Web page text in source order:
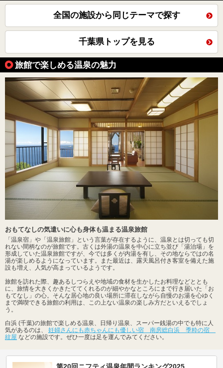
全国の施設から同じテーマで探す
千葉県トップを見る
旅館で楽しめる温泉の魅力
おもてなしの気遣いに心も身体も温まる温泉旅館
「温泉宿」や「温泉旅館」という言葉が存在するように、温泉とは切っても切
れない間柄なのが旅館です。古くは外湯の温泉を中心に立ち並び「湯治場」を
形成していた温泉旅館ですが、今では多くが内湯を有し、その地ならではの名
湯が楽しめるようになっています。また最近は、露天風呂付き客室を備えた施
設も増え、人気が高まっているようです。
旅館を訪れた際、趣あるしつらえや地域の食材を生かしたお料理などととも
に、旅情を大きくかきたててくれるのが細やかなところにまで行き届いた「お
もてなし」の心。そんな居心地の良い場所に滞在しながら自慢のお湯を心ゆく
まで満喫できる旅館の利用は、この上ない温泉の楽しみ方だといえるでしょ
う。
白浜 (千葉)の旅館で楽しめる温泉、日帰り温泉、スーパー銭湯の中でも特に人
気があるのは、 妊婦さんにも赤ちゃんにも優しい宿 南房総白浜 季粋の宿
紋屋 などの施設です。ぜひ一度は足を運んでみてください。
第20回ニフティ温泉年間ランキング2025